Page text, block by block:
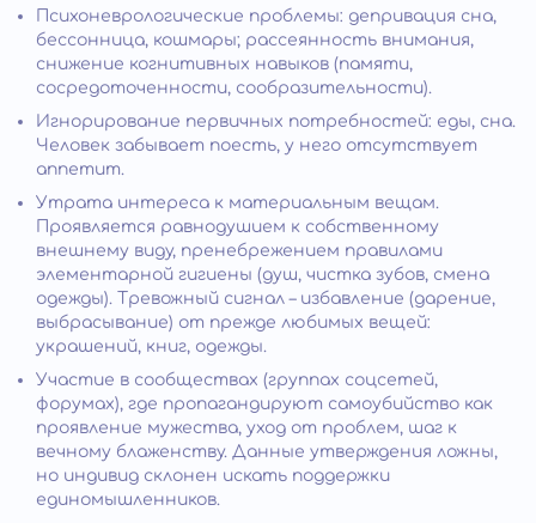
Психоневрологические проблемы: депривация сна,
бессонница, кошмары; рассеянность внимания,
снижение когнитивных навыков (памяти,
сосредоточенности, сообразительности).
Игнорирование первичных потребностей: еды, сна.
Человек забывает поесть, у него отсутствует
аппетит.
Утрата интереса к материальным вещам.
Проявляется равнодушием к собственному
внешнему виду, пренебрежением правилами
элементарной гигиены (душ, чистка зубов, смена
одежды). Тревожный сигнал – избавление (дарение,
выбрасывание) от прежде любимых вещей:
украшений, книг, одежды.
Участие в сообществах (группах соцсетей,
форумах), где пропагандируют самоубийство как
проявление мужества, уход от проблем, шаг к
вечному блаженству. Данные утверждения ложны,
но индивид склонен искать поддержки
единомышленников.